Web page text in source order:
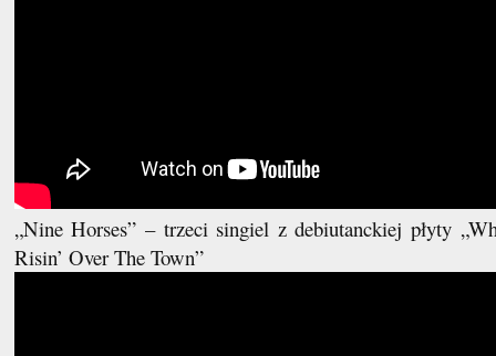
„Nine Horses” – trzeci singiel z debiutanckiej płyty
Risin’ Over The Town”